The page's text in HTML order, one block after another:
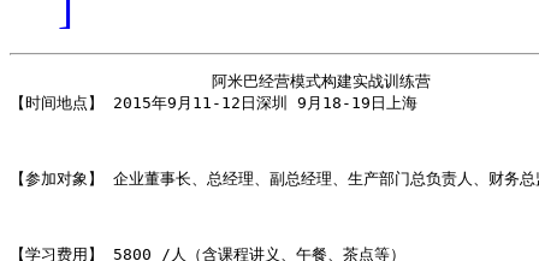
                     阿米巴经营模式构建实战训练营
【时间地点】 2015年9月11-12日深圳 9月18-19日上海
【参加对象】 企业董事长、总经理、副总经理、生产部门总负责人、财务总
【学习费用】 5800 /人（含课程讲义、午餐、茶点等）